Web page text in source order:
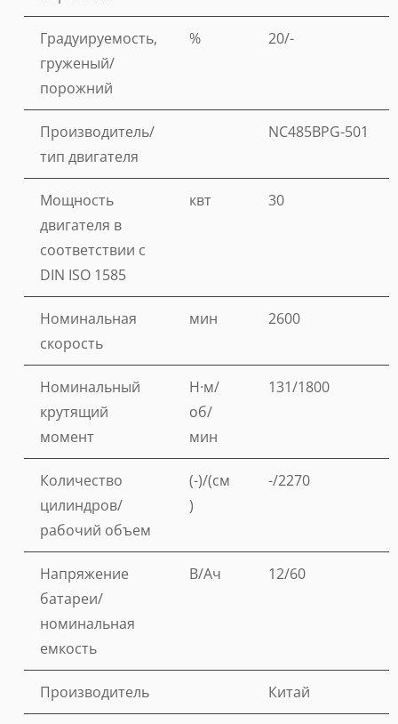
Градуируемость,
груженый/
порожний
% 20/-
Производитель/
тип двигателя
NC485BPG-501
Мощность
двигателя в
соответствии с
DIN ISO 1585
квт 30
Номинальная
скорость
мин 2600
Номинальный
крутящий
момент
Н·м/
об/
мин
131/1800
Количество
цилиндров/
рабочий объем
(-)/(см
)
-/2270
Напряжение
батареи/
номинальная
емкость
В/Ач 12/60
Производитель Китай